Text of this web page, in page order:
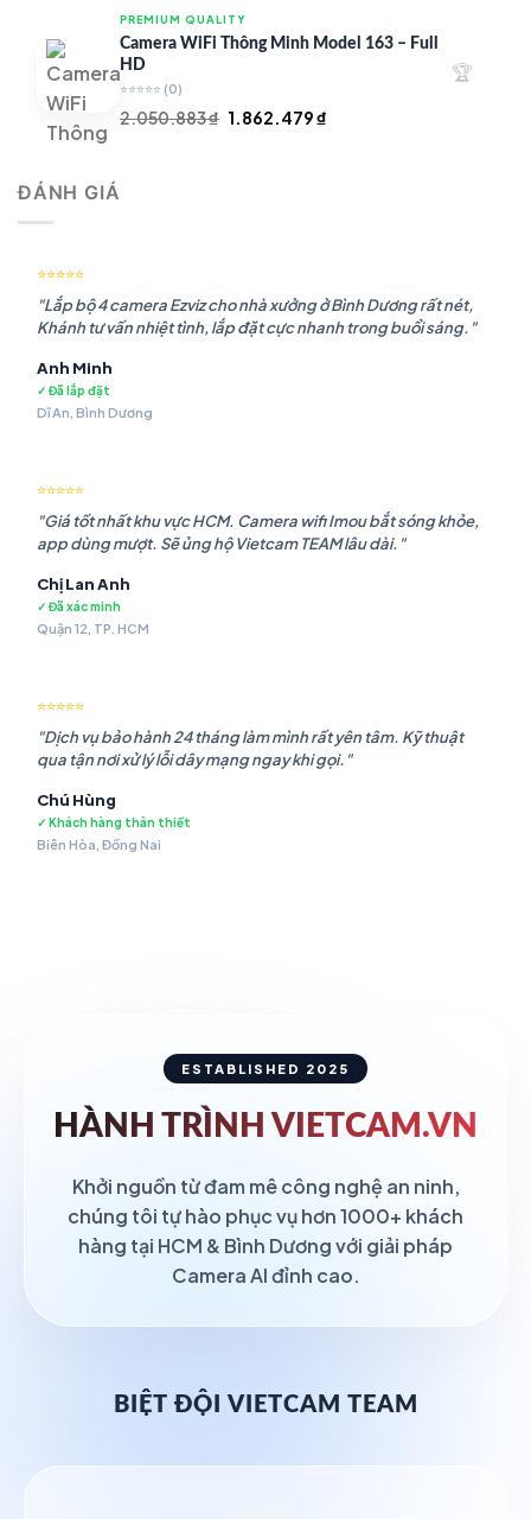
là:
1.948.107 ₫.là:
PREMIUM QUALITY
Camera WiFi Thông Minh Model 163 – Full
HD
⭐⭐⭐⭐⭐ (0)
2.050.883₫ Giá
1.862.479₫
🏆
ĐÁNH GIÁ
⭐⭐⭐⭐⭐
"Lắp bộ 4 camera Ezviz cho nhà xưởng ở Bình Dương rất nét,
Khánh tư vấn nhiệt tình, lắp đặt cực nhanh trong buổi sáng."
Anh Minh
✓ Đã lắp đặt
Dĩ An, Bình Dương
⭐⭐⭐⭐⭐
"Giá tốt nhất khu vực HCM. Camera wifi Imou bắt sóng khỏe,
app dùng mượt. Sẽ ủng hộ Vietcam TEAM lâu dài."
Chị Lan Anh
✓ Đã xác minh
Quận 12, TP. HCM
⭐⭐⭐⭐⭐
"Dịch vụ bảo hành 24 tháng làm mình rất yên tâm. Kỹ thuật
qua tận nơi xử lý lỗi dây mạng ngay khi gọi."
Chú Hùng
✓ Khách hàng thân thiết
Biên Hòa, Đồng Nai
ESTABLISHED 2025
HÀNH TRÌNH VIETCAM.VN
Khởi nguồn từ đam mê công nghệ an ninh,
chúng tôi tự hào phục vụ hơn 1000+ khách
hàng tại HCM & Bình Dương với giải pháp
Camera AI đỉnh cao.
BIỆT ĐỘI VIETCAM TEAM